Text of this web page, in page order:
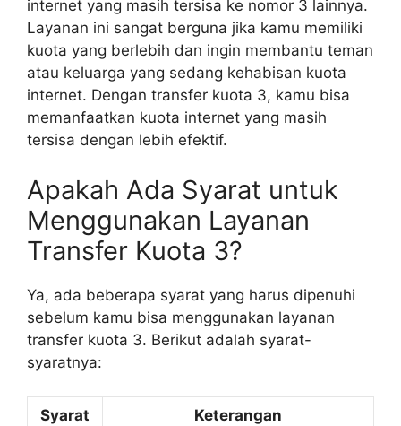
internet yang masih tersisa ke nomor 3 lainnya.
Layanan ini sangat berguna jika kamu memiliki
kuota yang berlebih dan ingin membantu teman
atau keluarga yang sedang kehabisan kuota
internet. Dengan transfer kuota 3, kamu bisa
memanfaatkan kuota internet yang masih
tersisa dengan lebih efektif.
Apakah Ada Syarat untuk
Menggunakan Layanan
Transfer Kuota 3?
Ya, ada beberapa syarat yang harus dipenuhi
sebelum kamu bisa menggunakan layanan
transfer kuota 3. Berikut adalah syarat-
syaratnya:
Syarat Keterangan